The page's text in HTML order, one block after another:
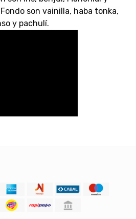
son vainilla, haba tonka,
y pachulí.